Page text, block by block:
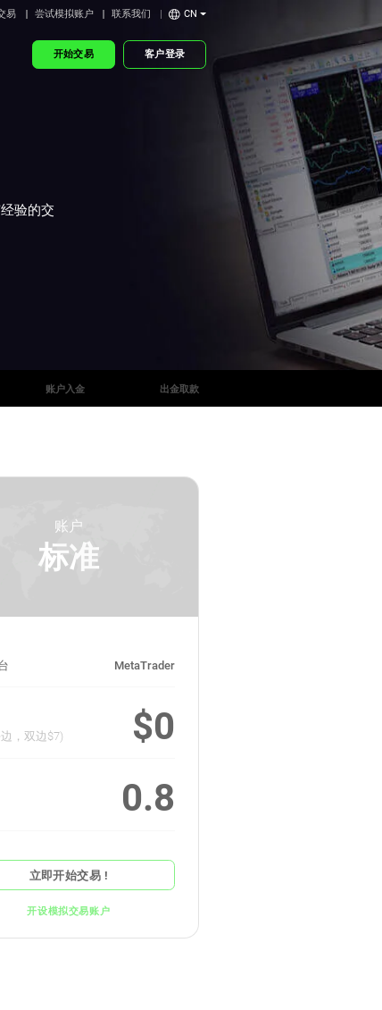
易 尝试模拟账户 联系我们 CN
开始交易 客户登录
验的交
账户入金 出金取款
账户
标准
MetaTrader
，双边$7)
$0
0.8
立即开始交易 !
开设模拟交易账户